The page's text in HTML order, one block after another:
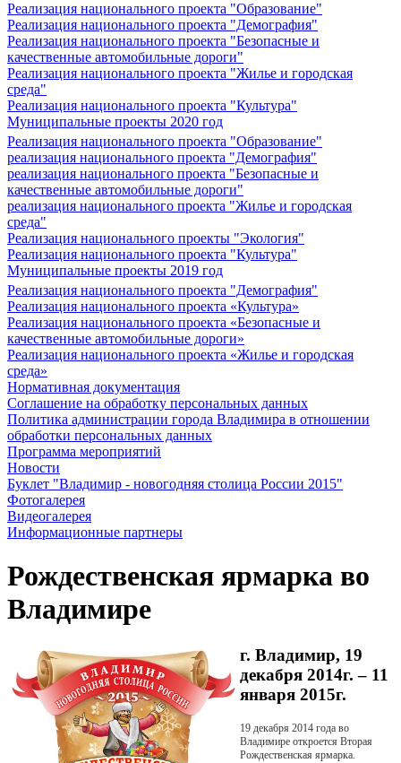
Реализация национального проекта "Образование"
Реализация национального проекта "Демография"
Реализация национального проекта "Безопасные и
качественные автомобильные дороги"
Реализация национального проекта "Жилье и городская
среда"
Реализация национального проекта "Культура"
Муниципальные проекты 2020 год
Реализация национального проекта "Образование"
реализация национального проекта "Демография"
реализация национального проекта "Безопасные и
качественные автомобильные дороги"
реализация национального проекта "Жилье и городская
среда"
Реализация национального проекты "Экология"
Реализация национального проекта "Культура"
Муниципальные проекты 2019 год
Реализация национального проекта "Демография"
Реализация национального проекта «Культура»
Реализация национального проекта «Безопасные и
качественные автомобильные дороги»
Реализация национального проекта «Жилье и городская
среда»
Нормативная документация
Соглашение на обработку персональных данных
Политика администрации города Владимира в отношении
обработки персональных данных
Программа мероприятий
Новости
Буклет "Владимир - новогодняя столица России 2015"
Фотогалерея
Видеогалерея
Информационные партнеры
Рождественская ярмарка во
Владимире
г. Владимир, 19
декабря 2014г. – 11
января 2015г.
19 декабря 2014 года во
Владимире откроется Вторая
Рождественская ярмарка.